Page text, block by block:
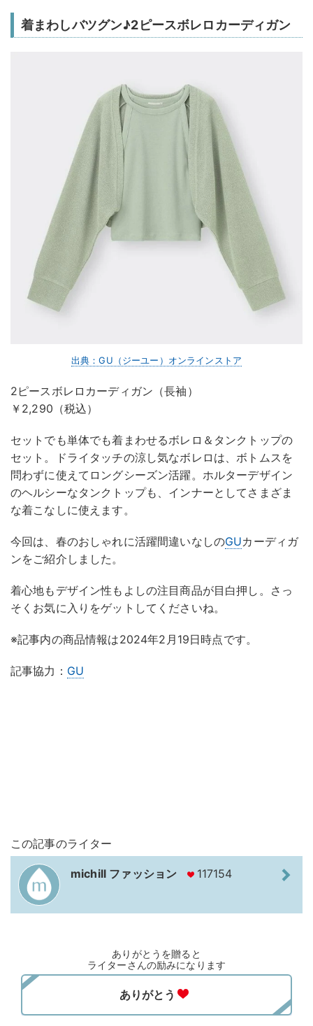
着まわしバツグン♪2ピースボレロカーディガン
出典：GU（ジーユー）オンラインストア
2ピースボレロカーディガン（長袖）
￥2,290（税込）
セットでも単体でも着まわせるボレロ＆タンクトップの
セット。ドライタッチの涼し気なボレロは、ボトムスを
問わずに使えてロングシーズン活躍。ホルターデザイン
のヘルシーなタンクトップも、インナーとしてさまざま
な着こなしに使えます。
今回は、春のおしゃれに活躍間違いなしのGUカーディガ
ンをご紹介しました。
着心地もデザイン性もよしの注目商品が目白押し。さっ
そくお気に入りをゲットしてくださいね。
※記事内の商品情報は2024年2月19日時点です。
記事協力： GU
この記事のライター
michill ファッション 117154
ありがとうを贈ると
ライターさんの励みになります